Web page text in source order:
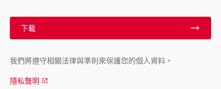
下載
我們將遵守相關法律與準則來保護您的個人資料。
隱私聲明